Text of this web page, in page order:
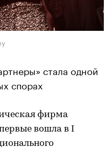
стала одной
спорах
фирма
вошла в I